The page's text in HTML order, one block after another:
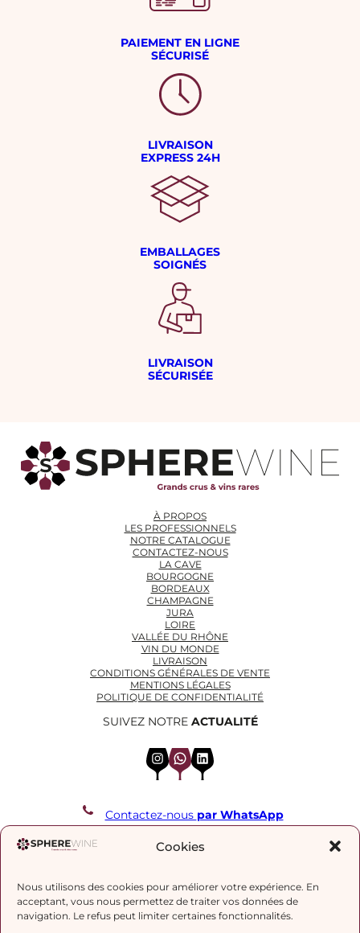
Cookies
Nous utilisons des cookies pour améliorer votre expérience. En
acceptant, vous nous permettez de traiter vos données de
navigation. Le refus peut limiter certaines fonctionnalités.
PAIEMENT EN LIGNE
SÉCURISÉ
LIVRAISON
EXPRESS 24H
EMBALLAGES
SOIGNÉS
LIVRAISON
SÉCURISÉE
À PROPOS
LES PROFESSIONNELS
NOTRE CATALOGUE
CONTACTEZ-NOUS
LA CAVE
BOURGOGNE
BORDEAUX
CHAMPAGNE
JURA
LOIRE
VALLÉE DU RHÔNE
VIN DU MONDE
LIVRAISON
CONDITIONS GÉNÉRALES DE VENTE
MENTIONS LÉGALES
POLITIQUE DE CONFIDENTIALITÉ
SUIVEZ NOTRE ACTUALITÉ
InstagramWhatsApp LinkedIn
Contactez-nous par WhatsApp
REJOIGNEZ NOTRE LISTE DE DIFFUSION
politique de confidentialité.